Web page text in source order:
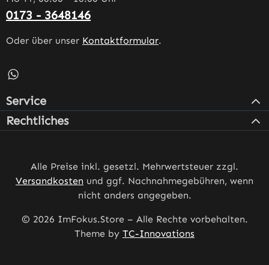
0173 - 3648146
Oder über unser Kontaktformular.
Schreib uns auf WhatsApp – öffnet in neuem Tab
Service
Rechtliches
Alle Preise inkl. gesetzl. Mehrwertsteuer zzgl.
Versandkosten und ggf. Nachnahmegebühren, wenn
nicht anders angegeben.
© 2026 ImFokus.Store – Alle Rechte vorbehalten.
Theme by TC-Innovations